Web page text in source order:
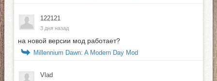
122121
3 дня назад
на новой версии мод работает?
Millennium Dawn: A Modern Day Mod
Vlad